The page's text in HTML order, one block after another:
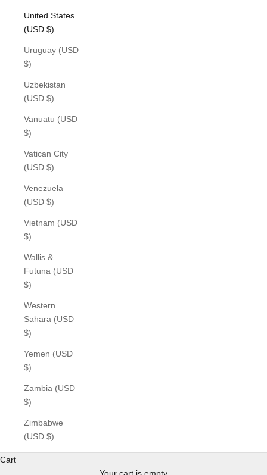
United States
(USD $)
Uruguay (USD
$)
Uzbekistan
(USD $)
Vanuatu (USD
$)
Vatican City
(USD $)
Venezuela
(USD $)
Vietnam (USD
$)
Wallis &
Futuna (USD
$)
Western
Sahara (USD
$)
Yemen (USD
$)
Zambia (USD
$)
Zimbabwe
(USD $)
Cart
Your cart is empty